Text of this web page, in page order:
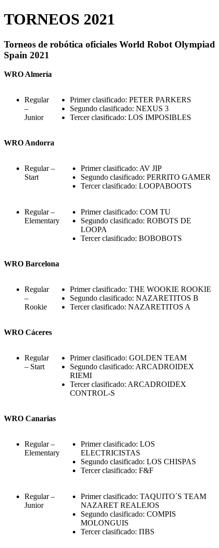
TORNEOS 2021
Torneos de robótica oficiales World Robot Olympiad
Spain 2021
WRO Almería
Regular
–
Junior
Primer clasificado: PETER PARKERS
Segundo clasificado: NEXUS 3
Tercer clasificado: LOS IMPOSIBLES
WRO Andorra
Regular –
Start
Primer clasificado: AV JIP
Segundo clasificado: PERRITO GAMER
Tercer clasificado: LOOPABOOTS
Regular –
Elementary
Primer clasificado: COM TU
Segundo clasificado: ROBOTS DE
LOOPA
Tercer clasificado: BOBOBOTS
WRO Barcelona
Regular
–
Rookie
Primer clasificado: THE WOOKIE ROOKIE
Segundo clasificado: NAZARETITOS B
Tercer clasificado: NAZARETITOS A
WRO Cáceres
Regular
– Start
Primer clasificado: GOLDEN TEAM
Segundo clasificado: ARCADROIDEX
RIEMI
Tercer clasificado: ARCADROIDEX
CONTROL-S
WRO Canarias
Regular –
Elementary
Primer clasificado: LOS
ELECTRICISTAS
Segundo clasificado: LOS CHISPAS
Tercer clasificado: F&F
Regular –
Junior
Primer clasificado: TAQUITO´S TEAM
NAZARET REALEJOS
Segundo clasificado: COMPIS
MOLONGUIS
Tercer clasificado: ΠBS